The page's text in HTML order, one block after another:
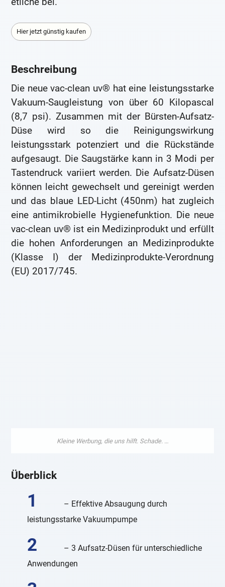
Hier jetzt günstig kaufen
Beschreibung
Die neue vac-clean uv® hat eine leistungsstarke
Vakuum-Saugleistung von über 60 Kilopascal
(8,7 psi). Zusammen mit der Bürsten-Aufsatz-
Düse wird so die Reinigungswirkung
leistungsstark potenziert und die Rückstände
aufgesaugt. Die Saugstärke kann in 3 Modi per
Tastendruck variiert werden. Die Aufsatz-Düsen
können leicht gewechselt und gereinigt werden
und das blaue LED-Licht (450nm) hat zugleich
eine antimikrobielle Hygienefunktion. Die neue
vac-clean uv® ist ein Medizinprodukt und erfüllt
die hohen Anforderungen an Medizinprodukte
(Klasse I) der Medizinprodukte-Verordnung
(EU) 2017/745.
Überblick
– Effektive Absaugung durch
leistungsstarke Vakuumpumpe
– 3 Aufsatz-Düsen für unterschiedliche
Anwendungen